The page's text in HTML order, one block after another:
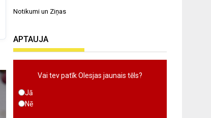
Notikumi un Ziņas
APTAUJA
Vai tev patīk Olesjas jaunais tēls?
Jā
Nē